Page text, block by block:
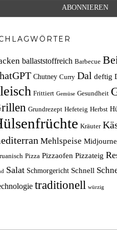
ballaststoffreich Barbecue
Chutney Curry Dal deftig
Frittiert Gemüse Gesundheit
Grundrezept Hefeteig Herbst
Kräuter
Mehlspeise
Pizza Pizzaofen Pizzateig
Salat Schmorgericht Schnell
traditionell würzig